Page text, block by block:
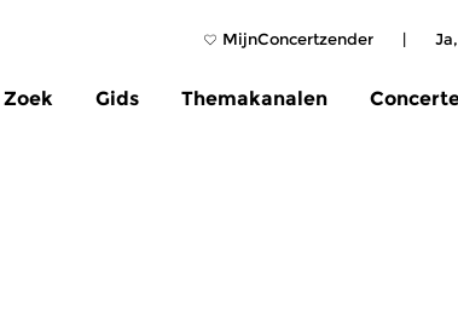
MijnConcertzender |
Zoek Gids Themakanalen